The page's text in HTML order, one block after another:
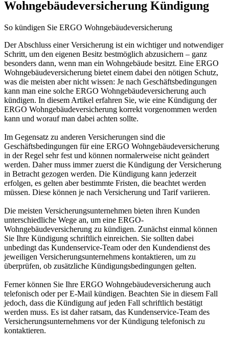
Wohngebäudeversicherung Kündigung
So kündigen Sie ERGO Wohngebäudeversicherung
Der Abschluss einer Versicherung ist ein wichtiger und notwendiger
Schritt, um den eigenen Besitz bestmöglich abzusichern – ganz
besonders dann, wenn man ein Wohngebäude besitzt. Eine ERGO
Wohngebäudeversicherung bietet einem dabei den nötigen Schutz,
was die meisten aber nicht wissen: Je nach Geschäftsbedingungen
kann man eine solche ERGO Wohngebäudeversicherung auch
kündigen. In diesem Artikel erfahren Sie, wie eine Kündigung der
ERGO Wohngebäudeversicherung korrekt vorgenommen werden
kann und worauf man dabei achten sollte.
Im Gegensatz zu anderen Versicherungen sind die
Geschäftsbedingungen für eine ERGO Wohngebäudeversicherung
in der Regel sehr fest und können normalerweise nicht geändert
werden. Daher muss immer zuerst die Kündigung der Versicherung
in Betracht gezogen werden. Die Kündigung kann jederzeit
erfolgen, es gelten aber bestimmte Fristen, die beachtet werden
müssen. Diese können je nach Versicherung und Tarif variieren.
Die meisten Versicherungsunternehmen bieten ihren Kunden
unterschiedliche Wege an, um eine ERGO-
Wohngebäudeversicherung zu kündigen. Zunächst einmal können
Sie Ihre Kündigung schriftlich einreichen. Sie sollten dabei
unbedingt das Kundenservice-Team oder den Kundendienst des
jeweiligen Versicherungsunternehmens kontaktieren, um zu
überprüfen, ob zusätzliche Kündigungsbedingungen gelten.
Ferner können Sie Ihre ERGO Wohngebäudeversicherung auch
telefonisch oder per E-Mail kündigen. Beachten Sie in diesem Fall
jedoch, dass die Kündigung auf jeden Fall schriftlich bestätigt
werden muss. Es ist daher ratsam, das Kundenservice-Team des
Versicherungsunternehmens vor der Kündigung telefonisch zu
kontaktieren.